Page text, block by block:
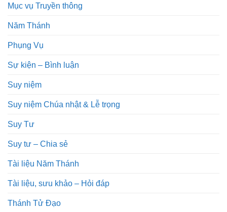
Mục vụ Truyền thông
Năm Thánh
Phụng Vụ
Sự kiện – Bình luận
Suy niệm
Suy niệm Chúa nhật & Lễ trọng
Suy Tư
Suy tư – Chia sẻ
Tài liệu Năm Thánh
Tài liệu, sưu khảo – Hỏi đáp
Thánh Tử Đạo